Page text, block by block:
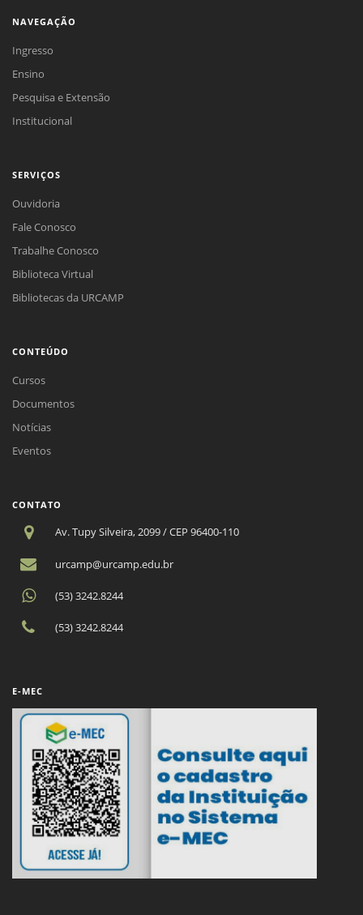
NAVEGAÇÃO
Ingresso
Ensino
Pesquisa e Extensão
Institucional
SERVIÇOS
Ouvidoria
Fale Conosco
Trabalhe Conosco
Biblioteca Virtual
Bibliotecas da URCAMP
CONTEÚDO
Cursos
Documentos
Notícias
Eventos
CONTATO
Av. Tupy Silveira, 2099 / CEP 96400-110
urcamp@urcamp.edu.br
(53) 3242.8244
(53) 3242.8244
E-MEC